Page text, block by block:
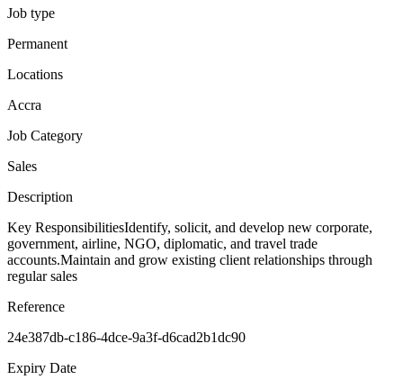
Job type
Permanent
Locations
Accra
Job Category
Sales
Description
Key ResponsibilitiesIdentify, solicit, and develop new corporate,
government, airline, NGO, diplomatic, and travel trade
accounts.Maintain and grow existing client relationships through
regular sales
Reference
24e387db-c186-4dce-9a3f-d6cad2b1dc90
Expiry Date